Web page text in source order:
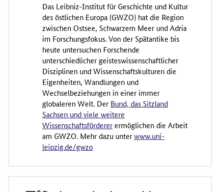
Das Leibniz-Institut für Geschichte und Kultur
des östlichen Europa (GWZO) hat die Region
zwischen Ostsee, Schwarzem Meer und Adria
im Forschungsfokus. Von der Spätantike bis
heute untersuchen Forschende
unterschiedlicher geisteswissenschaftlicher
Disziplinen und Wissenschaftskulturen die
Eigenheiten, Wandlungen und
Wechselbeziehungen in einer immer
globaleren Welt. Der Bund, das Sitzland
Sachsen und viele weitere
Wissenschaftsfördererermöglichen die Arbeit
am GWZO. Mehr dazu unterwww.uni-
leipzig.de/gwzo